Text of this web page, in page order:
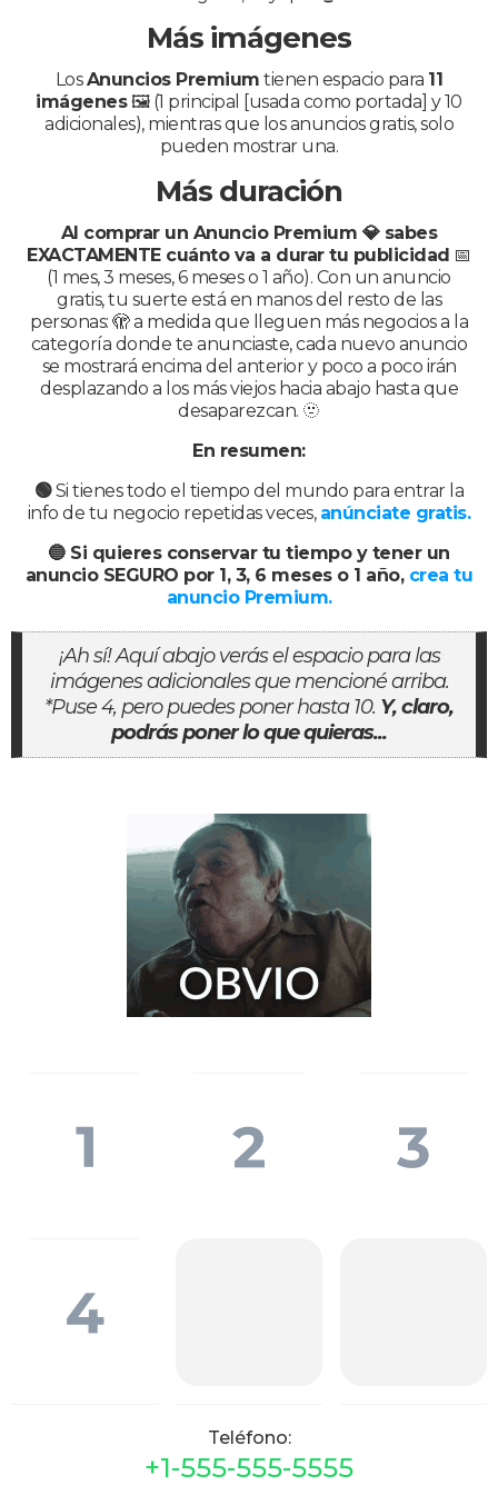
Más imágenes
LosAnuncios Premium tienen espacio para 11
imágenes🖼️ (1 principal [usada como portada] y 10
adicionales), mientras que los anuncios gratis, solo
pueden mostrar una.
Más duración
Al comprar un Anuncio Premium 💎 sabes
EXACTAMENTE cuánto va a durar tu publicidad 📅
(1 mes, 3 meses, 6 meses o 1 año). Con un anuncio
gratis, tu suerte está en manos del resto de las
personas: 🫣 a medida que lleguen más negocios a la
categoría donde te anunciaste, cada nuevo anuncio
se mostrará encima del anterior y poco a poco irán
desplazando a los más viejos hacia abajo hasta que
desaparezcan. 🫥
En resumen:
🟢Si tienes todo el tiempo del mundo para entrar la
info de tu negocio repetidas veces, anúnciate gratis.
🔵 Si quieres conservar tu tiempo y tener un
anuncio SEGURO por 1, 3, 6 meses o 1 año, crea tu
anuncio Premium.
¡Ah sí! Aquí abajo verás el espacio para las
imágenes adicionales que mencioné arriba.
*Puse 4, pero puedes poner hasta 10. Y, claro,
podrás poner lo que quieras...
Teléfono:
+1-555-555-5555